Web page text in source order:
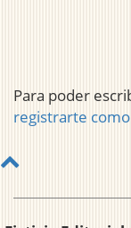
Para poder
registrarte